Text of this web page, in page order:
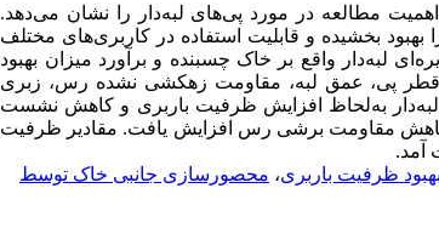
مطالعه در مورد پی‌های لبه‌دار را نشان می‌دهد.
بخشیده و قابلیت استفاده در کاربری‌های مختلف
لبه‌دار واقع بر خاک چسبنده و برآورد میزان بهبود
پی، عمق لبه، مقاومت زهکشی‌ نشده رس، زبری
به‌لحاظ افزایش ظرفیت باربری و کاهش نشست
مقاومت برشی رس افزایش یافت. مقادیر ظرفیت
آمد.
بهبود ظرفیت باربری، محصورسازی جانبی خاک توسط